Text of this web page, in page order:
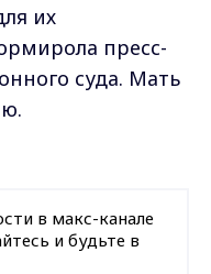
их
пресс-
суда. Мать
в макс-канале
и будьте в